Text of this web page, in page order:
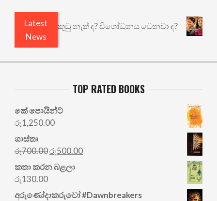
Latest
News
ඇතුළෙයි කුඩු නැත් ද? විශෝධනය වෙනවා ද?
TOP RATED BOOKS
කේ පොයින්ට්
රු1,250.00
ශාස්තෘ
රු700.00Original
price
was:
රු500.00Current
කතා කරන බළලා
රු130.00
අරු‍ණෝදාකරුවෝ #Dawnbreakers